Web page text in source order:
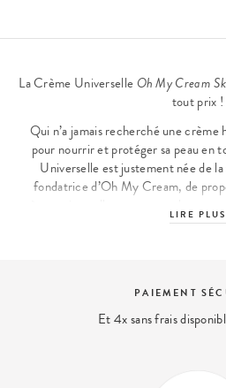
La Crème Universelle Oh My Cream
tout prix !
Qui n’a jamais recherché unecrème
pour nourrir et protéger sa peau en
Universelle est justement née de
fondatrice d’Oh My Cream, de
à votre épiderme les actifs
onctueuse et légère, qui ne laisse
Comment compléter l’utilisation de
LIRE PLUS
Nous